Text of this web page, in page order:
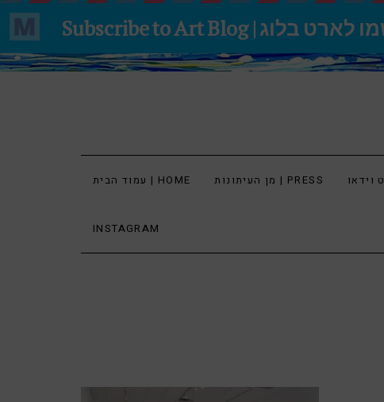
עמוד הבית | HOME מן העיתונות | PRESS
INSTAGRAM